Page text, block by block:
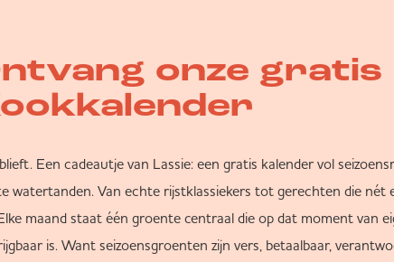
onze gratis
Een cadeautje van Lassie: een gratis kalender vol
watertanden. Van echte rijstklassiekers tot gerechten die nét
maand staat één groente centraal die op dat moment van
is. Want seizoensgroenten zijn vers, betaalbaar,